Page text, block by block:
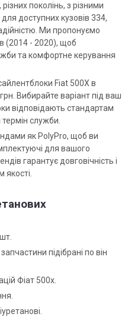
поколінь, з різними
доступних кузовів 334,
Ми пропонуємо
(2014 - 2020), щоб
та комфортне керування
Fiat 500X в
Вибирайте варіант під ваш
відповідають стандартам
служби.
як PolyPro, щоб ви
для вашого
гарантує довговічність і
якості.
підібрані по він
Фіат 500х.